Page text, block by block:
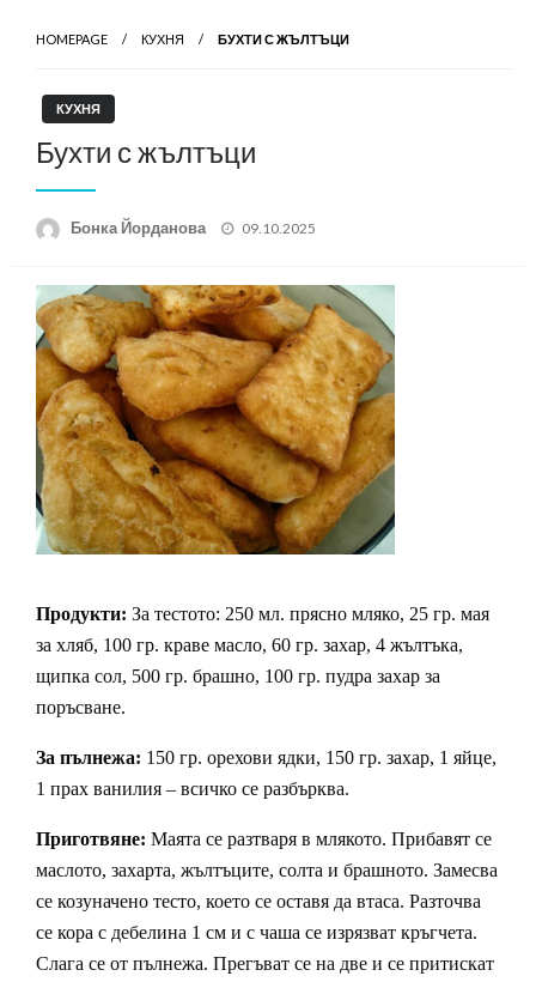
HOMEPAGE КУХНЯ БУХТИ С ЖЪЛТЪЦИ
КУХНЯ
Бухти с жълтъци
Бонка Йорданова
Posted
09.10.2025
Продукти: За тестото: 250 мл. прясно мляко, 25 гр. мая
за хляб, 100 гр. краве масло, 60 гр. захар, 4 жълтъка,
щипка сол, 500 гр. брашно, 100 гр. пудра захар за
поръсване.
За пълнежа: 150 гр. орехови ядки, 150 гр. захар, 1 яйце,
1 прах ванилия – всичко се разбърква.
Приготвяне: Маята се разтваря в млякото. Прибавят се
маслото, захарта, жълтъците, солта и брашното. Замесва
се козуначено тесто, което се оставя да втаса. Разточва
се кора с дебелина 1 см и с чаша се изрязват кръгчета.
Слага се от пълнежа. Прегъват се на две и се притискат